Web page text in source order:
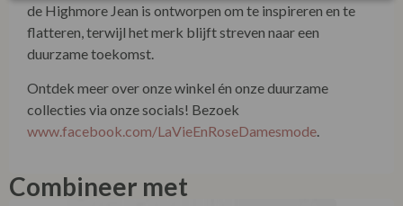
verantwoordelijkheid. Deze bootcut jeans is een
uitdrukking van tijdloze elegantie, met authentieke
details die getuigen van Seasalt’s toewijding aan
de Highmore Jean is ontworpen om te inspireren en te
flatteren, terwijl het merk blijft streven naar een
duurzame toekomst.
Ontdek meer over onze winkel én onze duurzame
collecties via onze socials! Bezoek